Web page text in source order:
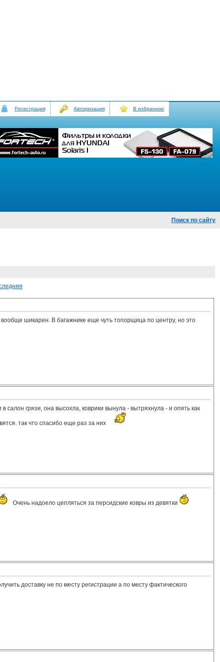
Регистрация Авторизация В избранное
Поиск по сайту
шикарен. В багажнике еще чуть топорщица по центру, но это
грязи, она высохла, коврики вынула - вытряхнула - и опять как
так что спасибо еще раз за них
Очень надоело цепляться за персидские ковры из девятки
доставку не по месту регистрации а по месту фактического